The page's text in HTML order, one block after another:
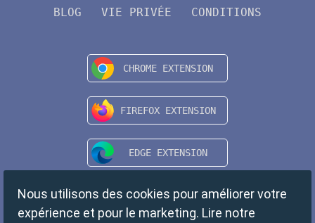
BLOG VIE PRIVÉE CONDITIONS
Nous utilisons des cookies pour améliorer votre
expérience et pour le marketing. Lire notre